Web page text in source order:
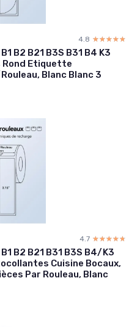
4.8 ☆☆☆☆☆
★★★★★
B2 B21 B3S B31 B4 K3
Etiquette
Blanc Blanc 3
4.7 ☆☆☆☆☆
★★★★★
B2 B21 B31 B3S B4/K3
Cuisine Bocaux,
Par Rouleau, Blanc